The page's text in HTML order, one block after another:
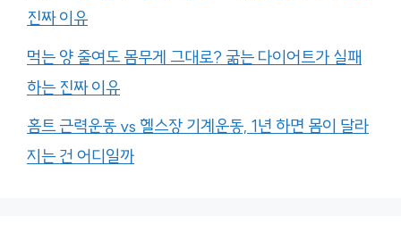
진짜 이유
먹는 양 줄여도 몸무게 그대로? 굶는 다이어트가 실패
하는 진짜 이유
홈트 근력운동 vs 헬스장 기계운동, 1년 하면 몸이 달라
지는 건 어디일까